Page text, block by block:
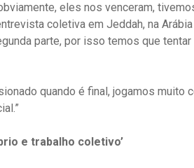
eles nos venceram,
coletiva em Jeddah, na
parte, por isso temos que
quando é final, jogamos muito
e trabalho coletivo’